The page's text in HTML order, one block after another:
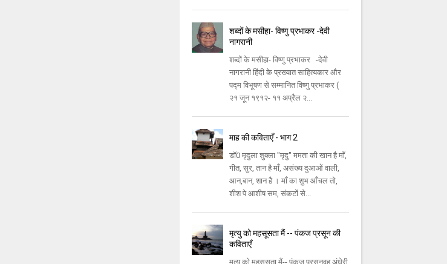
शब्दों के मसीहा- विष्णु प्रभाकर -देवी
नागरानी
शब्दों के मसीहा- विष्णु प्रभाकर -देवी
नागरानी हिंदी के प्रख्यात साहित्यकार और
पद्म विभूषण से सम्मानित विष्णु प्रभाकर (
२१ जून १९१२- ११ अप्रैल २...
माह की कविताएँ - भाग 2
डॉ0 मृदुला शुक्ला "मृदु" ममता की खान है माँ,
गीत, सुर, तान है माँ, असंख्य दुआओं वाली,
आन,बान, शान है । माँ का शुभ आँचल तो,
शीश पे आशीष सम, संकटों से...
मृत्यु को महसूसता मैं -- पंकज प्रसून की
कविताएँ
मृत्यु को महसूसता मैं-- पंकज प्रसूनवह अंधेरी